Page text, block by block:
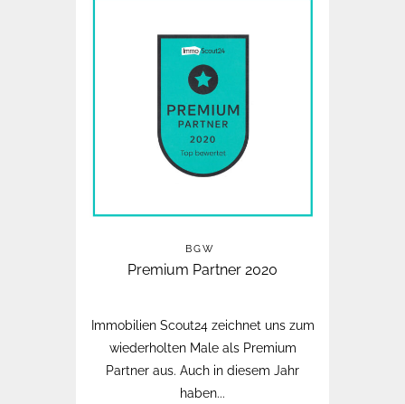
BGW
Premium Partner 2020
Immobilien Scout24 zeichnet uns zum
wiederholten Male als Premium
Partner aus. Auch in diesem Jahr
haben...